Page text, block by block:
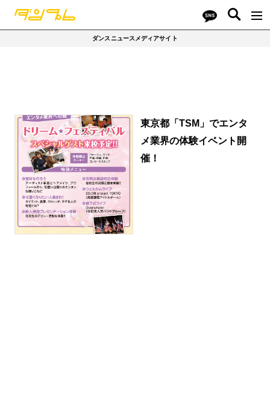
ダンスニュースメディアサイト
東京都「TSM」でエンタ
メ業界の体験イベント開
催！